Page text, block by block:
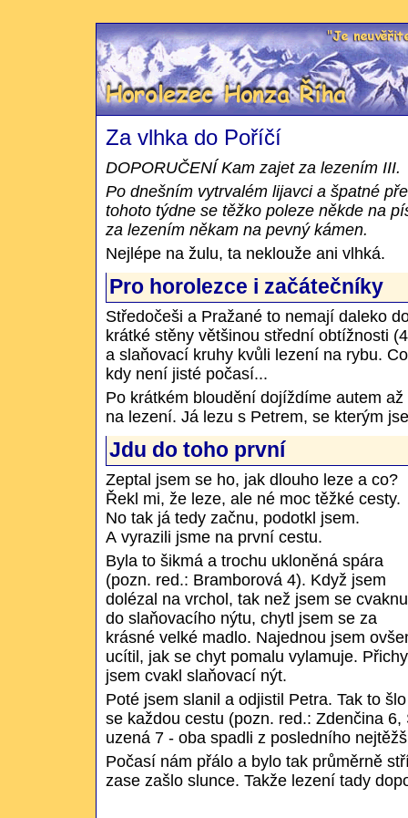
Slepý horolezec Honza Říha
Za vlhka do Poříčí
DOPORUČENÍ Kam zajet za lezením III.
Po dnešním vytrvalém lijavci a špatné
tohoto týdne se těžko poleze někde na
za lezením někam na pevný kámen.
Nejlépe na žulu, ta neklouže ani vlhká.
Pro horolezce i začátečníky
Středočeši a Pražané to nemají daleko
krátké stěny většinou střední obtížnosti
a slaňovací kruhy kvůli lezení na rybu.
kdy není jisté počasí...
Po krátkém bloudění dojíždíme autem
na lezení. Já lezu s Petrem, se kterým
Jdu do toho první
Zeptal jsem se ho, jak dlouho leze a co?
Řekl mi, že leze, ale né moc těžké cesty.
No tak já tedy začnu, podotkl jsem.
A vyrazili jsme na první cestu.
Byla to šikmá a trochu ukloněná spára
(pozn. red.: Bramborová 4). Když jsem
dolézal na vrchol, tak než jsem se
do slaňovacího nýtu, chytl jsem se za
krásné velké madlo. Najednou jsem
ucítil, jak se chyt pomalu vylamuje.
jsem cvakl slaňovací nýt.
Poté jsem slanil a odjistil Petra. Tak to
se každou cestu (pozn. red.: Zdenčina
uzená 7 - oba spadli z posledního
Počasí nám přálo a bylo tak průměrně
zase zašlo slunce. Takže lezení tady